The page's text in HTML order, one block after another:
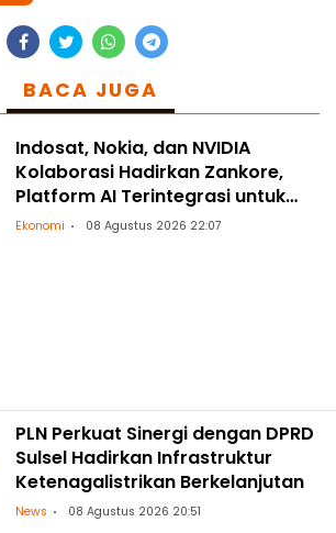
BACA JUGA
Indosat, Nokia, dan NVIDIA
Kolaborasi Hadirkan Zankore,
Platform AI Terintegrasi untuk
Asia-Pasifik
Ekonomi 08 Agustus 2026 22:07
PLN Perkuat Sinergi dengan DPRD
Sulsel Hadirkan Infrastruktur
Ketenagalistrikan Berkelanjutan
News 08 Agustus 2026 20:51